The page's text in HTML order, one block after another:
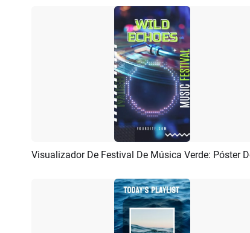
Previsualizar Crear IA